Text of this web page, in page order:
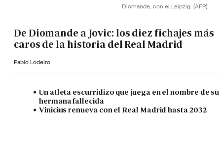
Diomande, con el Leipzig. (AFP)
De Diomande a Jovic: los diez fichajes más
caros de la historia del Real Madrid
Pablo Lodeiro
Un atleta escurridizo que juega en el nombre de su
hermana fallecida
Vinicius renueva con el Real Madrid hasta 2032